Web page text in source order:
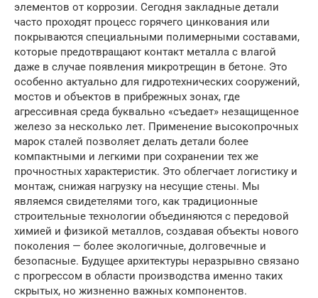
элементов от коррозии. Сегодня закладные детали
часто проходят процесс горячего цинкования или
покрываются специальными полимерными составами,
которые предотвращают контакт металла с влагой
даже в случае появления микротрещин в бетоне. Это
особенно актуально для гидротехнических сооружений,
мостов и объектов в прибрежных зонах, где
агрессивная среда буквально «съедает» незащищенное
железо за несколько лет. Применение высокопрочных
марок сталей позволяет делать детали более
компактными и легкими при сохранении тех же
прочностных характеристик. Это облегчает логистику и
монтаж, снижая нагрузку на несущие стены. Мы
являемся свидетелями того, как традиционные
строительные технологии объединяются с передовой
химией и физикой металлов, создавая объекты нового
поколения — более экологичные, долговечные и
безопасные. Будущее архитектуры неразрывно связано
с прогрессом в области производства именно таких
скрытых, но жизненно важных компонентов.